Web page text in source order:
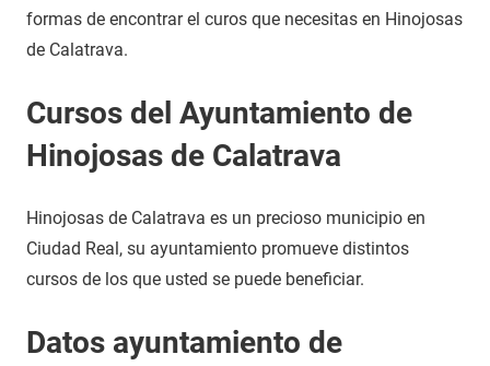
formas de encontrar el curos que necesitas en Hinojosas
de Calatrava.
Cursos del Ayuntamiento de
Hinojosas de Calatrava
Hinojosas de Calatrava es un precioso municipio en
Ciudad Real, su ayuntamiento promueve distintos
cursos de los que usted se puede beneficiar.
Datos ayuntamiento de